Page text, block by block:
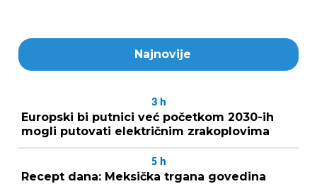
Najnovije
3 h
Europski bi putnici već početkom 2030-ih
mogli putovati električnim zrakoplovima
5 h
Recept dana: Meksička trgana govedina